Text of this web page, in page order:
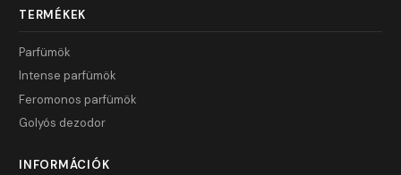
TERMÉKEK
Parfümök
Intense parfümök
Feromonos parfümök
Golyós dezodor
INFORMÁCIÓK